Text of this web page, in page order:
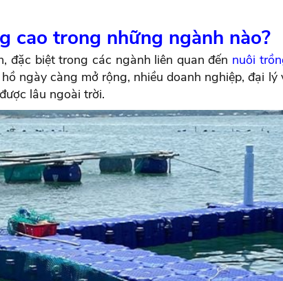
cao trong những ngành nào?
đặc biệt trong các ngành liên quan đến nuôi
ngày càng mở rộng, nhiều doanh nghiệp, đại
lâu ngoài trời.